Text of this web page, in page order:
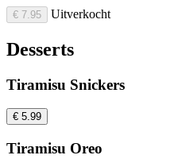
€ 7.95 Uitverkocht
Desserts
Tiramisu Snickers
€ 5.99
Tiramisu Oreo